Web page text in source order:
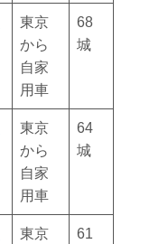
東京
から
自家
用車
68
城
東京
から
自家
用車
64
城
東京
61